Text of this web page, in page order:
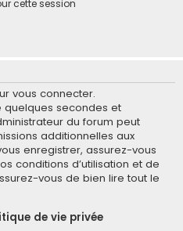
cette session
vous connecter.
quelques secondes et
du forum peut
additionnelles aux
enregistrer, assurez-vous
conditions d’utilisation et de
vous de bien lire tout le
de vie privée